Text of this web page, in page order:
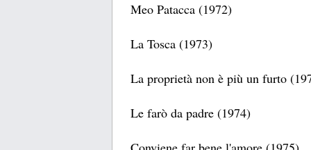
Meo Patacca (1972)
La Tosca (1973)
La proprietà non è più un furto
Le farò da padre (1974)